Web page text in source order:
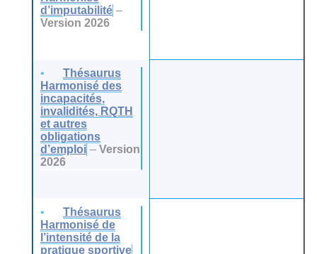
d’imputabilité –
Version 2026
Thésaurus
Harmonisé des
incapacités,
invalidités, RQTH
et autres
obligations
d’emploi – Version
2026
Thésaurus
Harmonisé de
l’intensité de la
pratique sportive